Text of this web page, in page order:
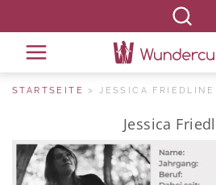
STARTSEITE JESSICA FRIEDLINE
Jessica